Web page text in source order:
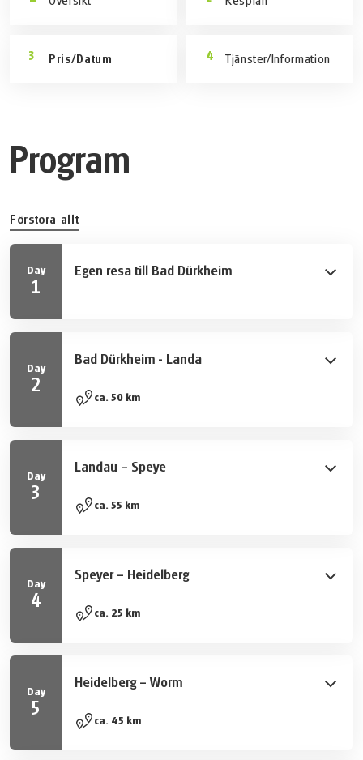
Pris/Datum Tjänster/Information
Program
Förstora allt
Day
1
Egen resa till Bad Dürkheim
Day
2
Bad Dürkheim - Landa
Romantiska vinodlingsstäder pryder dagens rutt, som
Landau, bidrar till områdets charm.
ca. 50 km
Day
3
Landau – Speye
Queichtal-cykelvägen tar dig från Landau genom
längs Rhen till Speyer, den kejserliga staden med sin
spektakulära katedral, som är upptagen på UNESCO:s
världskulturarvslista.
ca. 55 km
Day
4
Speyer – Heidelberg
En kort rundtur ger dig gott om tid att uppleva de
slottet i Heidelberg syns på långt håll innan du cyklar in
i den charmiga gamla stadsdelen vid Neckar-floden.
ca. 25 km
Day
5
Heidelberg – Worm
Följ floden Neckar till Ladenburg, där de pittoreska
ca. 45 km